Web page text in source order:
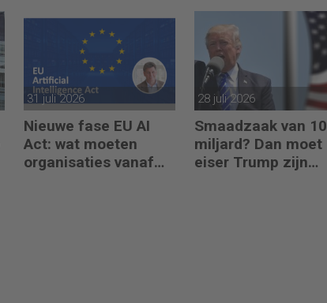
31 juli 2026
Nieuwe fase EU AI
Act: wat moeten
organisaties vanaf
28 juli 2026
Smaadzaak van 10
miljard? Dan moet
eiser Trump zijn